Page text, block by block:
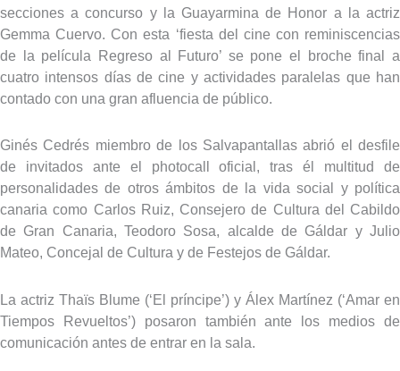
secciones a concurso y la Guayarmina de Honor a la actriz
Gemma Cuervo. Con esta ‘fiesta del cine con reminiscencias
de la película Regreso al Futuro’ se pone el broche final a
cuatro intensos días de cine y actividades paralelas que han
contado con una gran afluencia de público.
Ginés Cedrés miembro de los Salvapantallas abrió el desfile
de invitados ante el photocall oficial, tras él multitud de
personalidades de otros ámbitos de la vida social y política
canaria como Carlos Ruiz, Consejero de Cultura del Cabildo
de Gran Canaria, Teodoro Sosa, alcalde de Gáldar y Julio
Mateo, Concejal de Cultura y de Festejos de Gáldar.
La actriz Thaïs Blume (‘El príncipe’) y Álex Martínez (‘Amar en
Tiempos Revueltos’) posaron también ante los medios de
comunicación antes de entrar en la sala.